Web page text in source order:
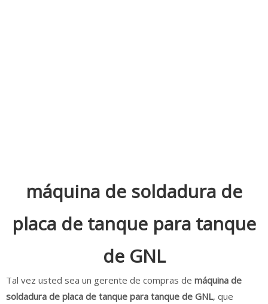
máquina de soldadura de
placa de tanque para tanque
de GNL
Tal vez usted sea un gerente de compras de máquina de
soldadura de placa de tanque para tanque de GNL, que